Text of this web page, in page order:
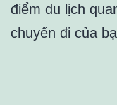
điểm du lịch
chuyến đi của